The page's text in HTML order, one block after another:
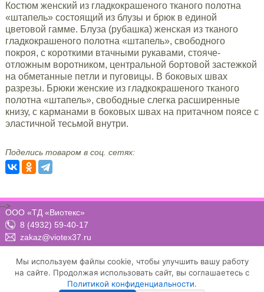
Костюм женский из гладкокрашеного тканого полотна
«штапель» состоящий из блузы и брюк в единой
цветовой гамме. Блуза (рубашка) женская из тканого
гладкокрашеного полотна «штапель», свободного
покроя, с короткими втачными рукавами, стояче-
отложным воротником, центральной бортовой застежкой
на обметанные петли и пуговицы. В боковых швах
разрезы. Брюки женские из гладкокрашеного тканого
полотна «штапель», свободные слегка расширенные
книзу, с карманами в боковых швах на притачном поясе с
эластичной тесьмой внутри.
Поделись товаром в соц. сетях:
ООО «ТД «Виотекс»
8 (4932) 59-40-17
zakaz@viotex37.ru
-->
Мы используем файлы cookie, чтобы улучшить вашу работу
на сайте. Продолжая использовать сайт, вы соглашаетесь с
Политикой конфиденциальности.